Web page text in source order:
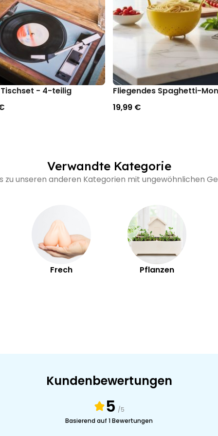
- 4-teilig
Fliegendes Spaghetti-
19,99 €
Verwandte Kategorie
zu unseren anderen Kategorien mit ungewöhnlichen
Frech Pflanzen
Kundenbewertungen
5 /5
Basierend auf 1 Bewertungen